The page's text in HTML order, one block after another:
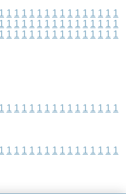
1 1 1 1 1 1 1 1 1 1 1 1 1 1 1 1
1 1 1 1 1 1 1 1 1 1 1 1 1 1 1 1
1 1 1 1 1 1 1 1 1 1 1 1 1 1 1 1
1 1 1 1 1 1 1 1 1 1 1 1 1 1 1 1
1 1 1 1 1 1 1 1 1 1 1 1 1 1 1 1